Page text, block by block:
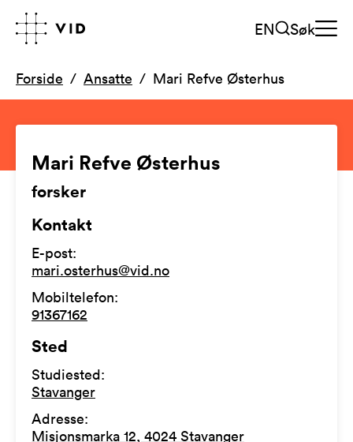
EN Søk
Forside Ansatte Mari Refve Østerhus
Mari Refve Østerhus
forsker
Kontakt
E-post:
mari.osterhus@vid.no
Mobiltelefon:
91367162
Sted
Studiested:
Stavanger
Adresse:
Misjonsmarka 12, 4024 Stavanger